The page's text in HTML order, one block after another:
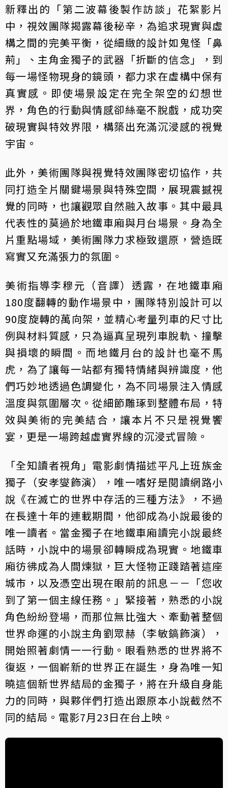
新釋出的「第二波幕後製作訪談」花絮影片
中，視效團隊揭露幕後秘辛，為追求現實與虛
構之間的完美平衡，從細緻的設計如鬼怪「鼻
荊」、主角金獨子的武器「折斷的信念」，到
每一場怪物現身的鏡頭，都力求在虛構中保有
真實感。即使場景設定在完全架空的幻想世
界，角色的行動與情感卻絲毫不脫戲，成功突
破現實與特效界限，構築出充滿沉浸感的視覺
宇宙。
此外，美術團隊與視覺特效團隊密切協作，共
同打造全片關鍵場景與特殊空間，展現震撼視
覺的同時，也讓觀眾自然融入故事。其中最具
代表性的莫過於地鐵車廂與月台場景。身為全
片重點場域，美術團隊力求極致還原，營造既
寫實又充滿張力的氛圍。
美術指導李穆元（音譯）透露，在地鐵車廂
180度翻轉的動作場景中，團隊特別設計可以
90度旋轉的萬向架，並精心考量列車的尺寸比
例與材料質感，只為逼真呈現列車脫軌、撞擊
與損壞的瞬間。而地鐵月台的設計也毫不馬
虎，為了讓每一站都有獨特情緒與辨識度，他
們巧妙地透過色調變化，為不同場景注入情感
溫度與氛圍層次。從細節雕琢到整體布局，特
效與美術的完美結合，讓本片不只是視覺饗
宴，更是一場跨越虛實界線的沉浸式冒險。
「全知讀者視角」電影劇情描述平凡上班族金
獨子（安孝燮飾演），唯一嗜好是閱讀網路小
說《在滅亡的世界中存活的三種方法》，不過
在長達十年的連載期間，他卻成為小說最後的
唯一讀者。當金獨子在地鐵車廂讀完小說最終
話時，小說中的場景卻轉瞬成為現實。地鐵車
廂彷彿成為人間煉獄，巨大怪物正踐踏著這座
城市，以及憑空出現在眼前的訊息－－「您收
到了第一個主線任務。」緊接著，熟悉的小說
角色紛紛登場，而那位無比強大、牽動著整個
世界命運的小說主角劉眾赫（李敏鎬飾演），
開始照著劇情一一行動。眼看熟悉的世界將不
復返，一個嶄新的世界正在誕生，身為唯一知
曉這個新世界結局的金獨子，將在升級自身能
力的同時，與夥伴們打造出跟原本小說截然不
同的結局。電影7月23日在台上映。